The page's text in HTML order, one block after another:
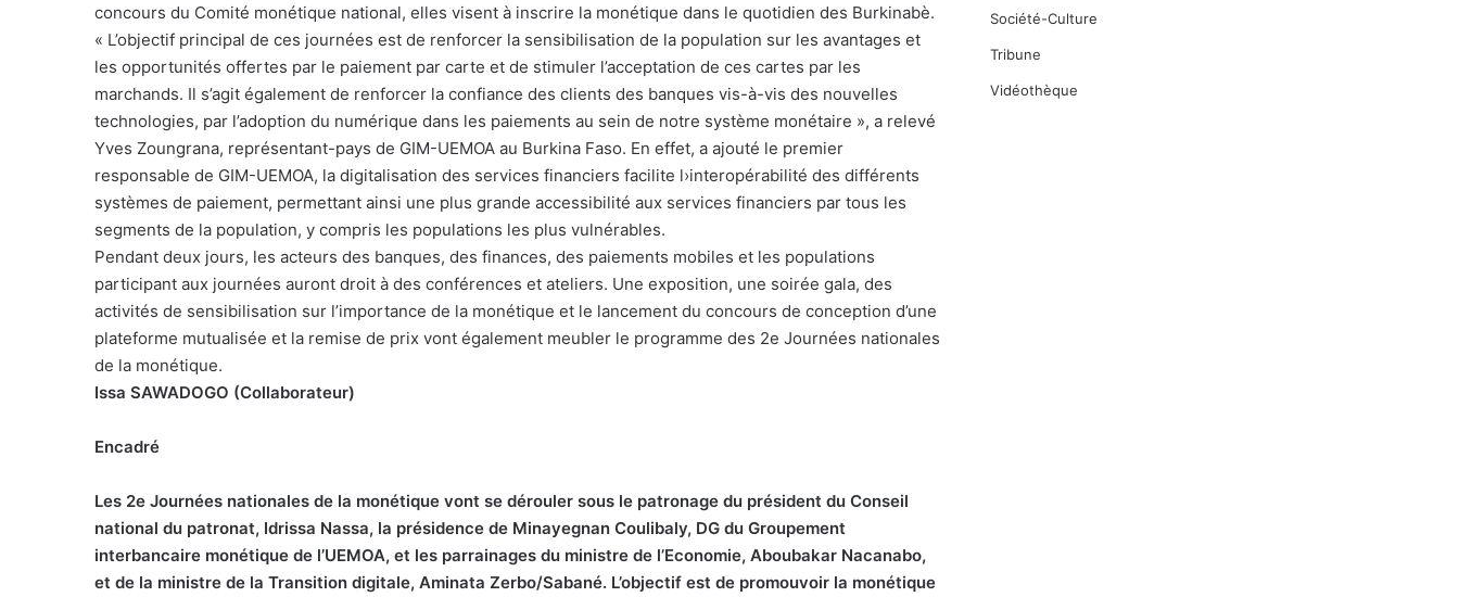
concours du Comité monétique national, elles visent à inscrire la monétique dans le quotidien des Burkinabè.
« L’objectif principal de ces journées est de renforcer la sensibilisation de la population sur les avantages et
les opportunités offertes par le paiement par carte et de stimuler l’acceptation de ces cartes par les
marchands. Il s’agit également de renforcer la confiance des clients des banques vis-à-vis des nouvelles
technologies, par l’adoption du numérique dans les paiements au sein de notre système monétaire », a relevé
Yves Zoungrana, représentant-pays de GIM-UEMOA au Burkina Faso. En effet, a ajouté le premier
responsable de GIM-UEMOA, la digitalisation des services financiers facilite l›interopérabilité des différents
systèmes de paiement, permettant ainsi une plus grande accessibilité aux services financiers par tous les
segments de la population, y compris les populations les plus vulnérables.
Pendant deux jours, les acteurs des banques, des finances, des paiements mobiles et les populations
participant aux journées auront droit à des conférences et ateliers. Une exposition, une soirée gala, des
activités de sensibilisation sur l’importance de la monétique et le lancement du concours de conception d’une
plateforme mutualisée et la remise de prix vont également meubler le programme des 2e Journées nationales
de la monétique.
Issa SAWADOGO (Collaborateur)
Encadré
Les 2e Journées nationales de la monétique vont se dérouler sous le patronage du président du Conseil
national du patronat, Idrissa Nassa, la présidence de Minayegnan Coulibaly, DG du Groupement
interbancaire monétique de l’UEMOA, et les parrainages du ministre de l’Economie, Aboubakar Nacanabo,
et de la ministre de la Transition digitale, Aminata Zerbo/Sabané. L’objectif est de promouvoir la monétique
Société-Culture
Tribune
Vidéothèque